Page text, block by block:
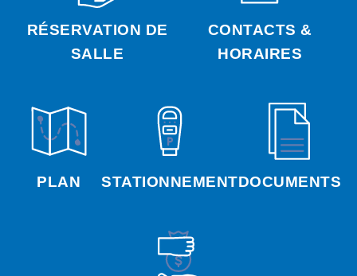
RÉSERVATION DE
SALLE
CONTACTS &
HORAIRES
PLAN STATIONNEMENTDOCUMENTS